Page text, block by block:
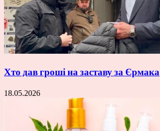
Хто дав гроші на заставу за Єрмака
18.05.2026